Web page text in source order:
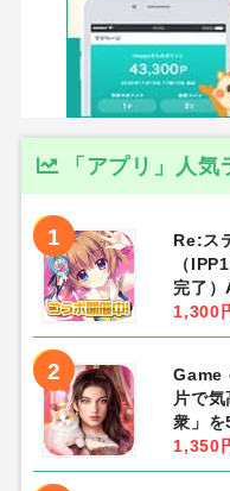
「アプリ」人
1
Re:ス
（
完了
1,300
2
Game
片で
衆」
1,350